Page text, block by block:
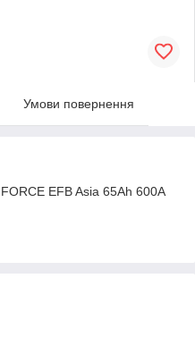
Умови повернення
EFB Asia 65Ah 600A